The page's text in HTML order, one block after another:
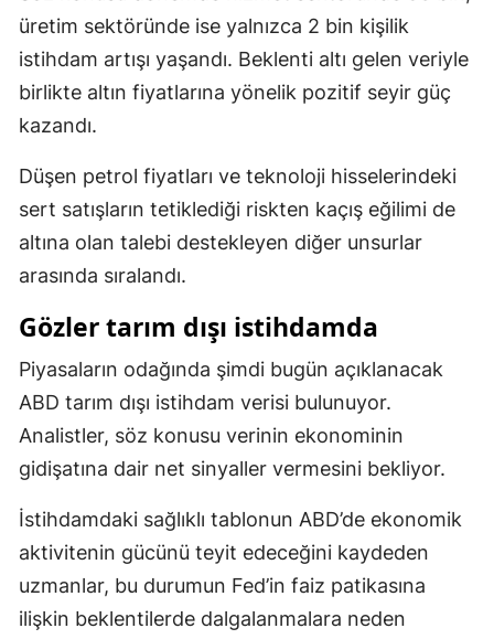
üretim sektöründe ise yalnızca 2 bin kişilik
istihdam artışı yaşandı. Beklenti altı gelen veriyle
birlikte altın fiyatlarına yönelik pozitif seyir güç
kazandı.
Düşen petrol fiyatları ve teknoloji hisselerindeki
sert satışların tetiklediği riskten kaçış eğilimi de
altına olan talebi destekleyen diğer unsurlar
arasında sıralandı.
Gözler tarım dışı istihdamda
Piyasaların odağında şimdi bugün açıklanacak
ABD tarım dışı istihdam verisi bulunuyor.
Analistler, söz konusu verinin ekonominin
gidişatına dair net sinyaller vermesini bekliyor.
İstihdamdaki sağlıklı tablonun ABD’de ekonomik
aktivitenin gücünü teyit edeceğini kaydeden
uzmanlar, bu durumun Fed’in faiz patikasına
ilişkin beklentilerde dalgalanmalara neden